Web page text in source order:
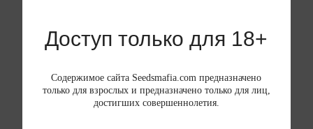
Доступ только для 18+
Содержимое сайта Seedsmafia.com предназначено
только для взрослых и предназначено только для лиц,
достигших совершеннолетия.